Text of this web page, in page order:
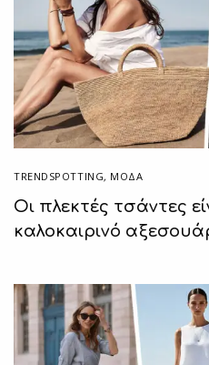
TRENDSPOTTING, ΜΟΔΑ
Οι πλεκτές τσάντες
καλοκαιρινό